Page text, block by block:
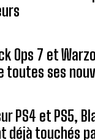
Ops 7 et
toutes ses
PS4 et PS5,
déjà touchés